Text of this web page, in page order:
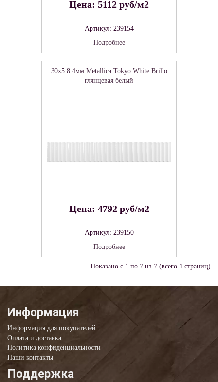
Цена: 5112 руб/м2
Артикул: 239154
Подробнее
30x5 8.4мм Metallica Tokyo White Brillo
глянцевая белый
Цена: 4792 руб/м2
Артикул: 239150
Подробнее
Показано с 1 по 7 из 7 (всего 1 страниц)
Информация
Информация для покупателей
Оплата и доставка
Политика конфиденциальности
Наши контакты
Поддержка